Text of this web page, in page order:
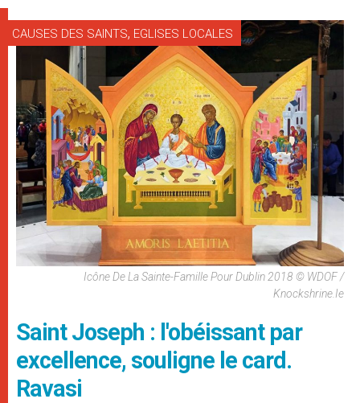
CAUSES DES SAINTS, EGLISES LOCALES
Icône De La Sainte-Famille Pour Dublin 2018 © WDOF /
Knockshrine.ie
Saint Joseph : l'obéissant par
excellence, souligne le card.
Ravasi